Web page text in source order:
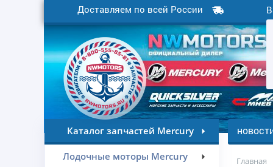
Доставляем по всей России
Каталог запчастей Mercury
Лодочные моторы Mercury
Главная